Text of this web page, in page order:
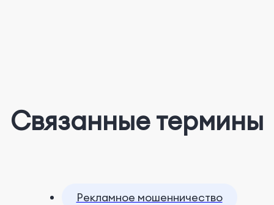
Связанные термины
Рекламное мошенничество